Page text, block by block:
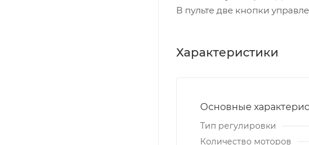
В пульте две кнопки
Характеристики
Основные
Тип регулировки
Количество моторов